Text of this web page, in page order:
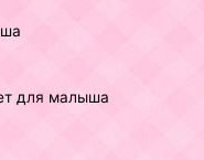
для малыша